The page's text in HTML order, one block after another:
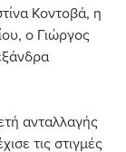
Κοντοβά, η
ο Γιώργος
ανταλλαγής
τις στιγμές